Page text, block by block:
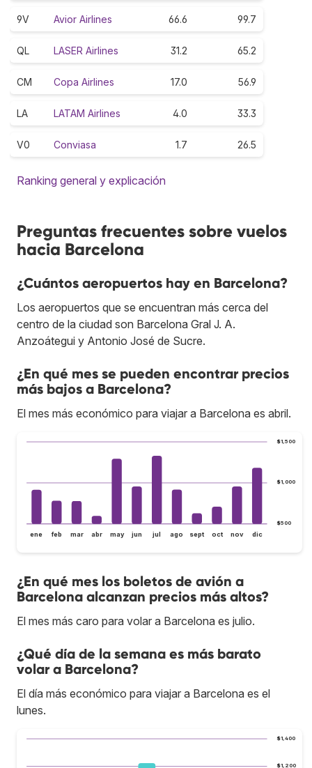
9V Avior Airlines 66.6 99.7
QL LASER Airlines 31.2 65.2
CM Copa Airlines 17.0 56.9
LA LATAM Airlines 4.0 33.3
V0 Conviasa 1.7 26.5
Ranking general y explicación
Preguntas frecuentes sobre vuelos
hacia Barcelona
¿Cuántos aeropuertos hay en Barcelona?
Los aeropuertos que se encuentran más cerca del
centro de la ciudad son Barcelona Gral J. A.
Anzoátegui y Antonio José de Sucre.
¿En qué mes se pueden encontrar precios
más bajos a Barcelona?
El mes más económico para viajar a Barcelona es abril.
$500
$1,000
$1,500
ene feb mar abr may jun jul ago sept oct nov dic
¿En qué mes los boletos de avión a
Barcelona alcanzan precios más altos?
El mes más caro para volar a Barcelona es julio.
¿Qué día de la semana es más barato
volar a Barcelona?
El día más económico para viajar a Barcelona es el
lunes.
$1,200
$1,400